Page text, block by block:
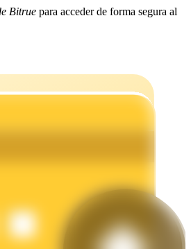
Bitrue para acceder de forma segura al